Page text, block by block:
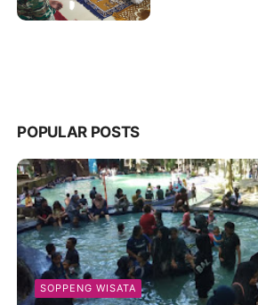
POPULAR POSTS
SOPPENG WISATA